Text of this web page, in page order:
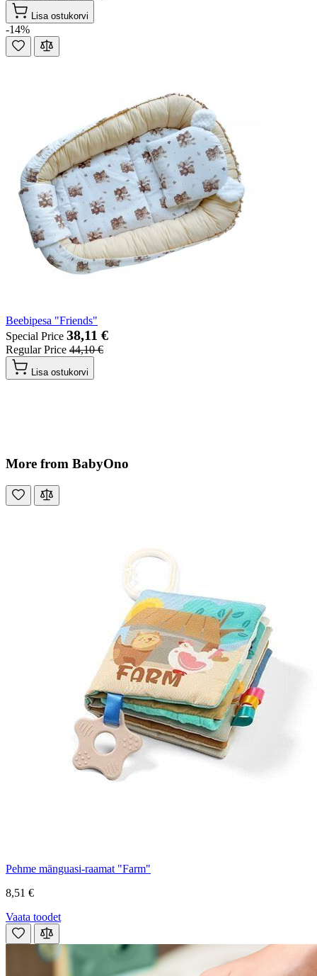
Lisa ostukorvi
-14%
Beebipesa "Friends"
Special Price 38,11 €
Regular Price 44,10 €
Lisa ostukorvi
More from BabyOno
Pehme mänguasi-raamat "Farm"
8,51 €
Vaata toodet